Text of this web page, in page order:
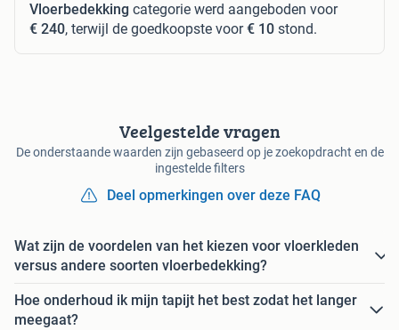
Vloerbedekking categorie werd aangeboden voor
€ 240, terwijl de goedkoopste voor€ 10 stond.
Veelgestelde vragen
De onderstaande waarden zijn gebaseerd op je zoekopdracht en de
ingestelde filters
Deel opmerkingen over deze FAQ
Wat zijn de voordelen van het kiezen voor vloerkleden
versus andere soorten vloerbedekking?
Hoe onderhoud ik mijn tapijt het best zodat het langer
meegaat?